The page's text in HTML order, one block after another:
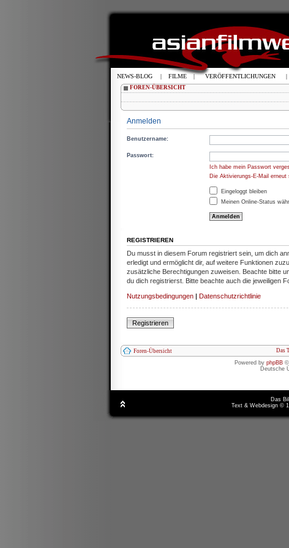
FOREN-ÜBERSICHT
Anmelden
Benutzername:
Passwort:
Ich habe mein Passwort
Die Aktivierungs-E-Mail erneut
Eingeloggt bleiben
Meinen Online-Status
REGISTRIEREN
Du musst in diesem Forum registriert sein, um dich
erledigt und ermöglicht dir, auf weitere Funktionen
zusätzliche Berechtigungen zuweisen. Beachte bitte
du dich registrierst. Bitte beachte auch die jeweiligen
Nutzungsbedingungen Datenschutzrichtlinie
Registrieren
Foren-Übersicht Das
Powered by phpBB ©
Deutsche
Das
Text & Webdesign ©
NEWS-BLOG | FILME | VERÖFFENTLICHUNGEN |